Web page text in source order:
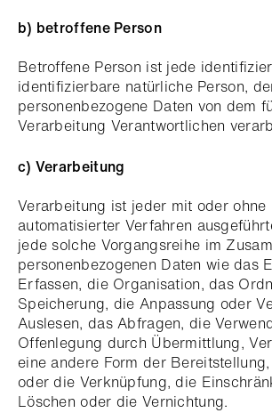
b) betroffene Person
Betroffene Person ist jede
identifizierbare natürliche Person,
personenbezogene Daten von dem
Verarbeitung Verantwortlichen
c) Verarbeitung
Verarbeitung ist jeder mit oder ohne
automatisierter Verfahren
jede solche Vorgangsreihe im
personenbezogenen Daten wie das
Erfassen, die Organisation, das
Speicherung, die Anpassung oder
Auslesen, das Abfragen, die
Offenlegung durch Übermittlung,
eine andere Form der
oder die Verknüpfung, die
Löschen oder die Vernichtung.